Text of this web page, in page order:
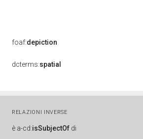
foaf:depiction
dcterms:spatial
RELAZIONI INVERSE
è a-cd:isSubjectOf di